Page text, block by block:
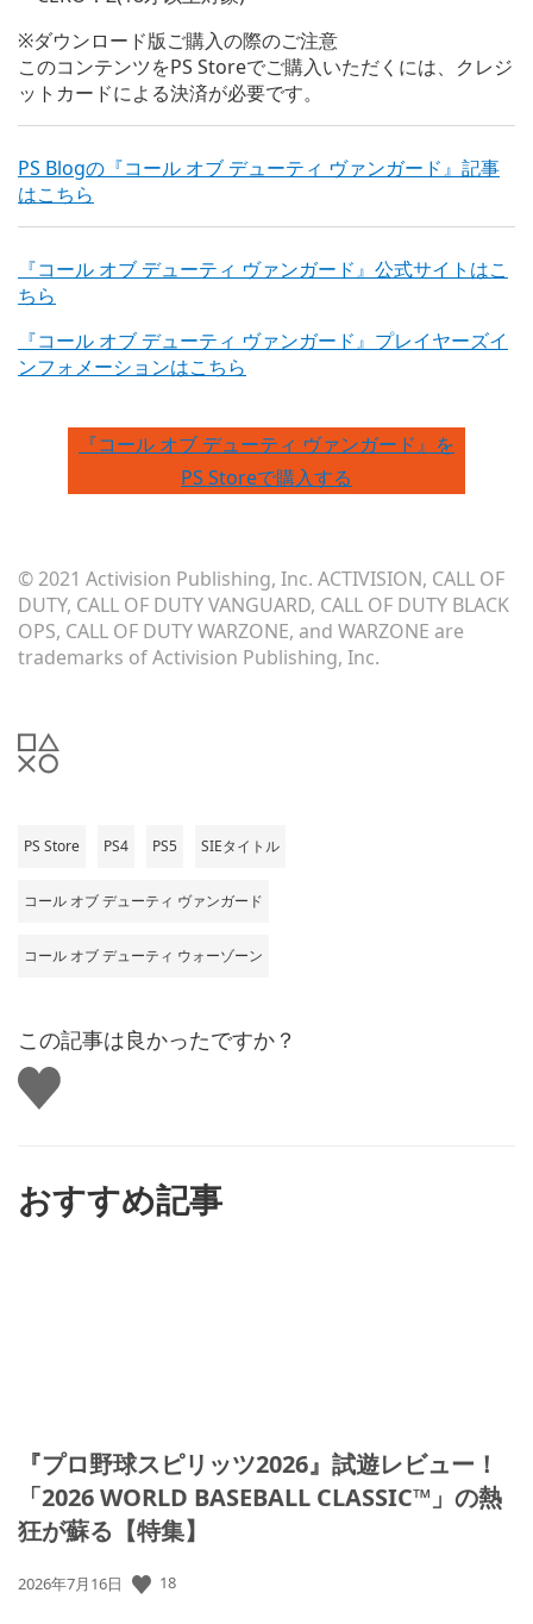
※ダウンロード版ご購入の際のご注意
このコンテンツをPS Storeでご購入いただくには、クレジ
ットカードによる決済が必要です。
PS Blogの『コール オブ デューティ ヴァンガード』記事
はこちら
『コール オブ デューティ ヴァンガード』公式サイトはこ
ちら
『コール オブ デューティ ヴァンガード』プレイヤーズイ
ンフォメーションはこちら
『コール オブ デューティ ヴァンガード』を
PS Storeで購入する
© 2021 Activision Publishing, Inc. ACTIVISION, CALL OF
DUTY, CALL OF DUTY VANGUARD, CALL OF DUTY BLACK
OPS, CALL OF DUTY WARZONE, and WARZONE are
trademarks of Activision Publishing, Inc.
PS Store PS4 PS5 SIEタイトル
コール オブ デューティ ヴァンガード
コール オブ デューティ ウォーゾーン
この記事は良かったですか？
い
い
おすすめ記事
『プロ野球スピリッツ2026』試遊レビュー！
「2026 WORLD BASEBALL CLASSIC™」の熱
狂が蘇る【特集】
公
2026年7月16日 18